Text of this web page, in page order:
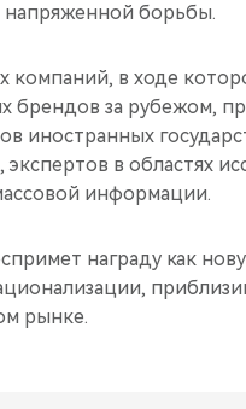
напряженной борьбы.
в ходе
брендов за рубежом,
иностранных
в областях
информации.
награду как
рынке.